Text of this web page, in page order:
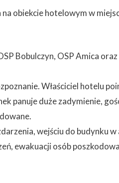
obiekcie hotelowym w
Bobulczyn, OSP Amica oraz
Właściciel hotelu
panuje duże zadymienie,
wejściu do budynku
ewakuacji osób